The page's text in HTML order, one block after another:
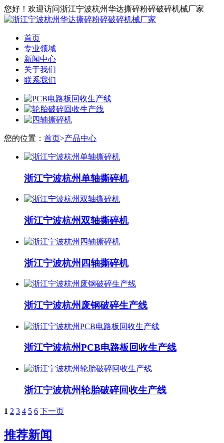
您好！欢迎访问浙江宁波杭州华达撕碎粉碎破碎机械厂家
首页
专业领域
新闻中心
关于我们
联系我们
您的位置： 首页>产品中心
浙江宁波杭州单轴撕碎机
浙江宁波杭州双轴撕碎机
浙江宁波杭州四轴撕碎机
浙江宁波杭州废钢破碎生产线
浙江宁波杭州PCB电路板回收生产线
浙江宁波杭州轮胎破碎回收生产线
1 2 3 4 5 6 下一页
推荐新闻